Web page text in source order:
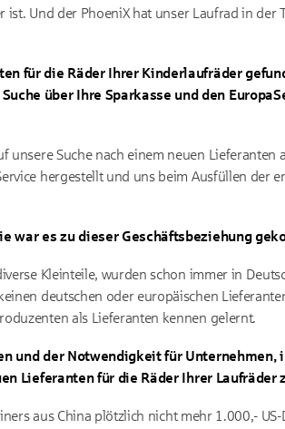
Und der PhoeniX hat unser Laufrad in der
für die Räder Ihrer Kinderlaufräder
über Ihre Sparkasse und den
unsere Suche nach einem neuen Lieferanten
hergestellt und uns beim Ausfüllen der
war es zu dieser Geschäftsbeziehung
Kleinteile, wurden schon immer in
deutschen oder europäischen
als Lieferanten kennen gelernt.
und der Notwendigkeit für Unternehmen,
Lieferanten für die Räder Ihrer Laufräder
aus China plötzlich nicht mehr 1.000,-